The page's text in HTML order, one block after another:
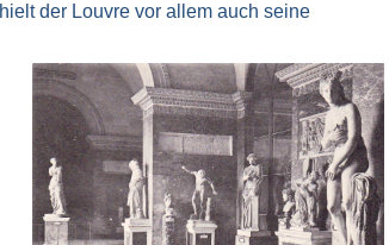
der Louvre vor allem auch seine